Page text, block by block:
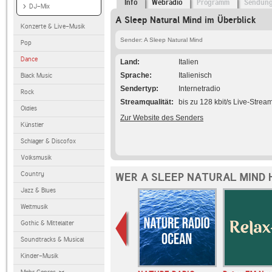
DJ-Mix
Konzerte & Live-Musik
Pop
Dance
Black Music
Rock
Oldies
Künstler
Schlager & Discofox
Volksmusik
Country
Jazz & Blues
Weltmusik
Gothic & Mittelalter
Soundtracks & Musical
Kinder-Musik
Info Webradio Programm
A Sleep Natural Mind im Überblick
Sender: A Sleep Natural Mind
Land
Italien
Sprache
Italienisch
Sendertyp
Internetradio
Streamqualität
bis zu 128 kbit/s Live-
Zur Website des Senders
WER A SLEEP NATURAL MIND